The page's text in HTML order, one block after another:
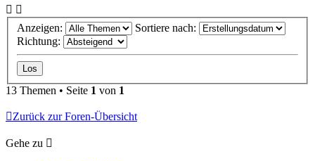
Anzeigen:
Sortiere nach:
Richtung:
13 Themen • Seite 1 von 1
Zurück zur Foren-Übersicht
Gehe zu